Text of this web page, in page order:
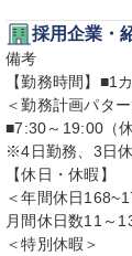
採用企業・
備考
【勤務時間】■1
＜勤務計画パタ
■7:30～19:00（
※4日勤務、3日
【休日・休暇】
＜年間休日
月間休日数11～
＜特別休暇＞